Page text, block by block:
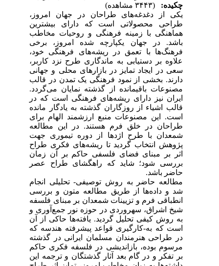
(۳۴۴۳ مشاهده)
یکی از دغدغه‌های طراحان در جهان امروز،
طراحی محصولاتی است که دارای بیشترین
هماهنگی با زمینه فرهنگی و روحیات مخاطب
باشد. در جهان یکپارچه شده امروز، برخی
فرهنگ‌ها با تعمق در ریشه‌های فرهنگی خود،
علاوه بر دستیابی به ماندگاری طرح نزد کاربر،
سعی در ایجاد تمایز در بازارهای محلی و جهانی
دارند. بخشی از نمود فرهنگی یک تمدن در قالب
مصنوعات باقیمانده از گذشته نمایان می‌گردد.
ایران نیز دارای ریشه‌های فرهنگی است که در
قالب اشیاء از روزگاران گذشته به یادگار مانده
است. این مصنوعات منبع ارزشمند الهام برای
طراحان در خلق فرم هستند. در این مطالعه
شمعدان با طرح اژدها از دوره تیموری جهت
پژوهش انتخاب گردید تا ریشه‌های فکری طراح
اثر بر مبنای فضای فلسفی حاکم بر آن زمان
بررسی شود؛ شاید که راهگشای طراح عصر
حاضر باشد.
مطالعه حاضر به روش توصیفی- تحلیلی انجام
شد و داده‌ها از طریق مطالعه متون و بررسی
انطباقی فرم و تزیینات شمعدان بر مبنای فلسفه
شیخ اشراق، سهروردی در حوزه نور جمع‌آوری و
به روش کیفی تحلیل گردید. یافته‌ها حاکی از آن
است که به-کارگیری قواعد پیشرفته هندسه که
در طراحی هنرمندان مسلمان ایرانی در گذشته
مرسوم بوده، بازاندیشی در فلسفه فکری حاکم
بر تفکر و در گام بعد آثار گذشتگان و ترجمه این